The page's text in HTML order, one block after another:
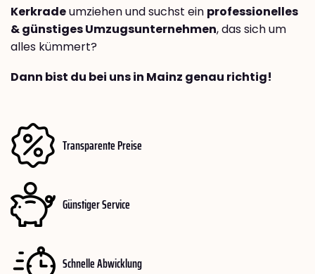
Kerkradeumziehen und suchst ein professionelles
& günstiges Umzugsunternehmen, das sich um
alles kümmert?
Dann bist du bei uns in Mainz genau richtig!
Transparente Preise
Günstiger Service
Schnelle Abwicklung